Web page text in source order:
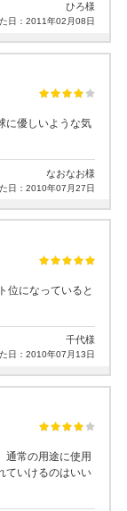
ひろ様
日：2011年02月08日
に優しいような気
なおなお様
日：2010年07月27日
位になっていると
千代様
日：2010年07月13日
通常の用途に使用
ていけるのはいい